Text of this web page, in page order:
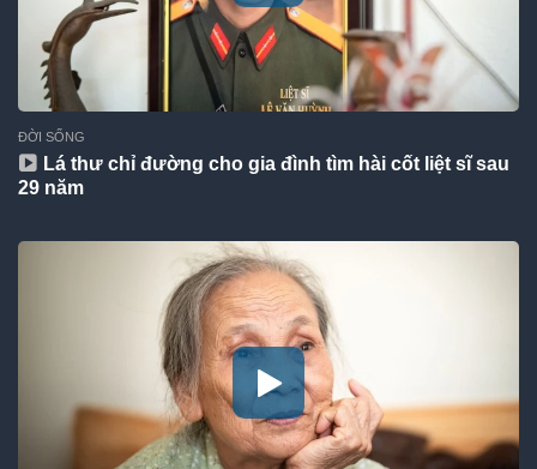
ĐỜI SỐNG
Lá thư chỉ đường cho gia đình tìm hài cốt liệt sĩ sau
29 năm